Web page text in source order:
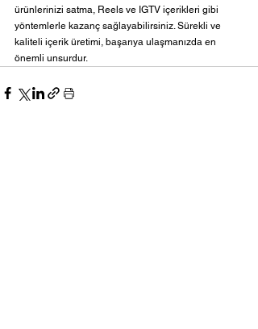
ürünlerinizi satma, Reels ve IGTV içerikleri gibi
yöntemlerle kazanç sağlayabilirsiniz. Sürekli ve
kaliteli içerik üretimi, başarıya ulaşmanızda en
önemli unsurdur.